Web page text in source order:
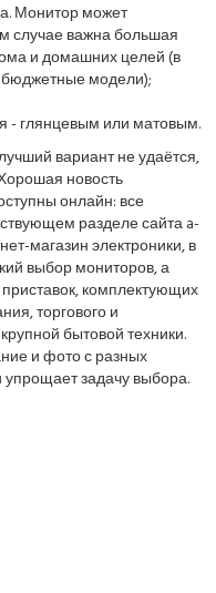
Монитор может
случае важна большая
и домашних целей (в
бюджетные модели);
- глянцевым или матовым.
вариант не удаётся,
новость
онлайн: все
разделе сайта a-
магазин электроники, в
выбор мониторов, а
комплектующих
торгового и
бытовой техники.
и фото с разных
упрощает задачу выбора.